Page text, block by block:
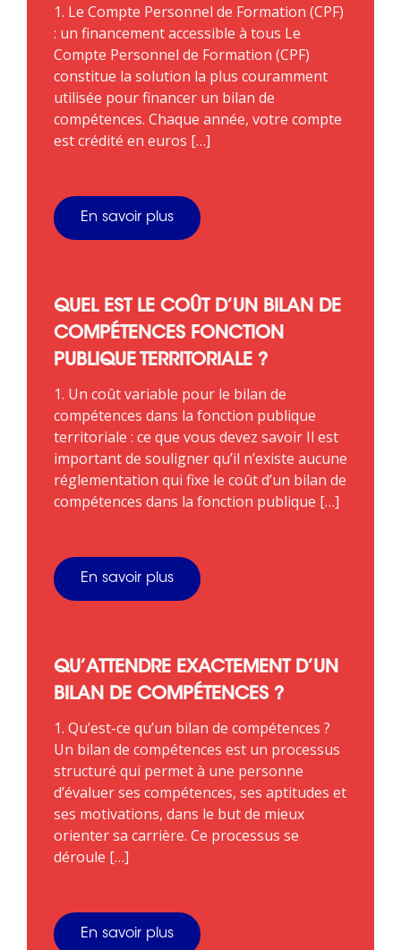
1. Le Compte Personnel de Formation (CPF)
: un financement accessible à tous Le
Compte Personnel de Formation (CPF)
constitue la solution la plus couramment
utilisée pour financer un bilan de
compétences. Chaque année, votre compte
est crédité en euros […]
En savoir plus
QUEL EST LE COÛT D’UN BILAN DE
COMPÉTENCES FONCTION
PUBLIQUE TERRITORIALE ?
1. Un coût variable pour le bilan de
compétences dans la fonction publique
territoriale : ce que vous devez savoir Il est
important de souligner qu’il n’existe aucune
réglementation qui fixe le coût d’un bilan de
compétences dans la fonction publique […]
En savoir plus
QU’ATTENDRE EXACTEMENT D’UN
BILAN DE COMPÉTENCES ?
1. Qu’est-ce qu’un bilan de compétences ?
Un bilan de compétences est un processus
structuré qui permet à une personne
d’évaluer ses compétences, ses aptitudes et
ses motivations, dans le but de mieux
orienter sa carrière. Ce processus se
déroule […]
En savoir plus